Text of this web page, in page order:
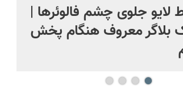
جلوی چشم فالوئرها |
بلاگر معروف هنگام پخش